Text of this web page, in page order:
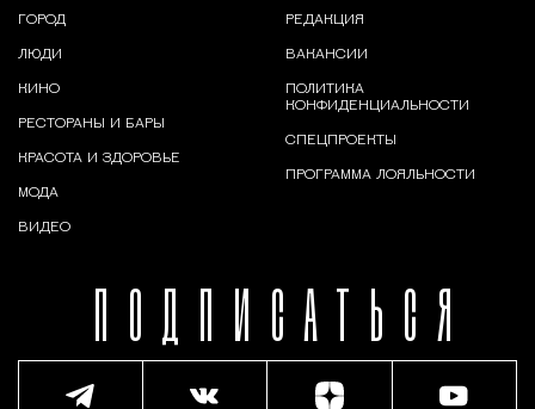
ПОДПИСАТЬСЯ
ГОРОД
ЛЮДИ
КИНО
РЕСТОРАНЫ И БАРЫ
КРАСОТА И ЗДОРОВЬЕ
МОДА
ВИДЕО
РЕДАКЦИЯ
ВАКАНСИИ
ПОЛИТИКА
КОНФИДЕНЦИАЛЬНОСТИ
СПЕЦПРОЕКТЫ
ПРОГРАММА ЛОЯЛЬНОСТИ